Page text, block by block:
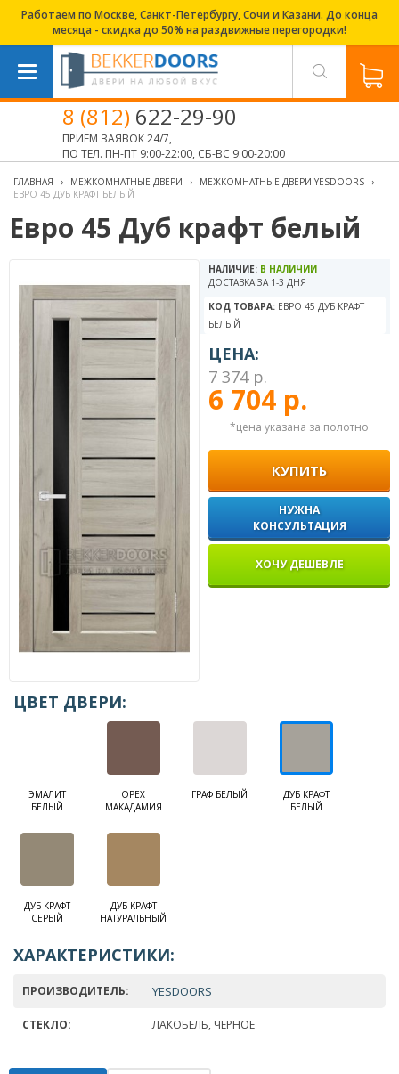
Работаем по Москве, Санкт-Петербургу, Сочи и Казани. До конца
месяца - скидка до 50% на раздвижные перегородки!
8 (812) 622-29-90
ПРИЕМ ЗАЯВОК 24/7,
ПО ТЕЛ. ПН-ПТ 9:00-22:00, СБ-ВС 9:00-20:00
ГЛАВНАЯ › МЕЖКОМНАТНЫЕ ДВЕРИ › МЕЖКОМНАТНЫЕ ДВЕРИ YESDOORS
›
ЕВРО 45 ДУБ КРАФТ БЕЛЫЙ
Евро 45 Дуб крафт белый
НАЛИЧИЕ: В НАЛИЧИИ
ДОСТАВКА ЗА 1-3 ДНЯ
КОД ТОВАРА: ЕВРО 45 ДУБ КРАФТ
БЕЛЫЙ
ЦЕНА:
7 374 р.
6 704 р.
*цена указана за полотно
КУПИТЬ
НУЖНА
КОНСУЛЬТАЦИЯ
ХОЧУ ДЕШЕВЛЕ
ЦВЕТ ДВЕРИ:
ЭМАЛИТ
БЕЛЫЙ
ОРЕХ
МАКАДАМИЯ
ГРАФ БЕЛЫЙ
ДУБ КРАФТ
БЕЛЫЙ
ДУБ КРАФТ
СЕРЫЙ
ДУБ КРАФТ
НАТУРАЛЬНЫЙ
ХАРАКТЕРИСТИКИ:
ПРОИЗВОДИТЕЛЬ: YESDOORS
СТЕКЛО: ЛАКОБЕЛЬ, ЧЕРНОЕ